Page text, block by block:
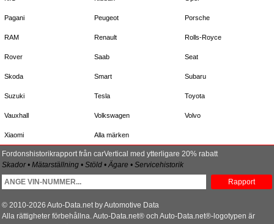
Pagani Peugeot Porsche
RAM Renault Rolls-Royce
Rover Saab Seat
Skoda Smart Subaru
Suzuki Tesla Toyota
Vauxhall Volkswagen Volvo
Xiaomi Alla märken
Fordonshistorikrapport från carVertical med ytterligare 20% rabatt
Skador • Mätarställning • Stöld • Ägare • Servicehistorik
Rapport
© 2010-2026 Auto-Data.net by Automotive Data
Alla rättigheter förbehållna. Auto-Data.net® och Auto-Data.net®-logotypen är